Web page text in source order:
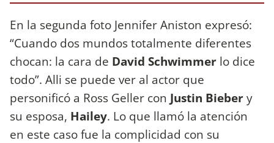
En la segunda foto Jennifer Aniston expresó:
“Cuando dos mundos totalmente diferentes
chocan: la cara de David Schwimmer lo dice
todo”. Alli se puede ver al actor que
personificó a Ross Geller con Justin Biebery
su esposa, Hailey. Lo que llamó la atención
en este caso fue la complicidad con su